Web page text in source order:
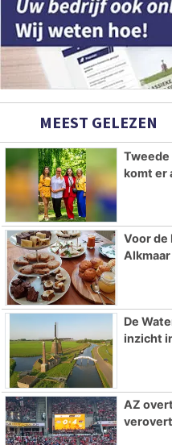
MEEST GELEZEN
Tweede
komt er
Voor de
Alkmaar
De
inzicht
AZ